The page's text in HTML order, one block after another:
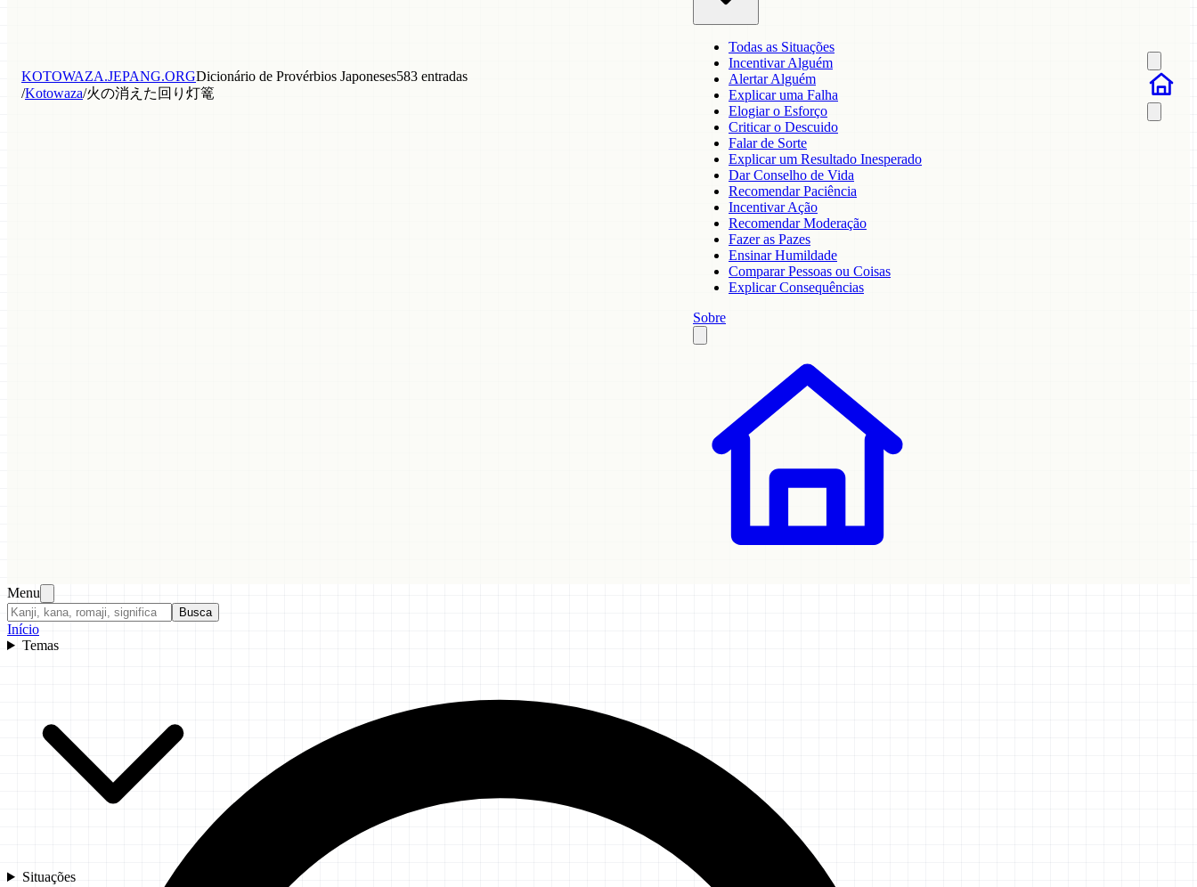
KOTOWAZA.JEPANG.ORGDicionário de Provérbios Japoneses583 entradas
/Kotowaza/火の消えた回り灯篭
Todas as Situações
Incentivar Alguém
Alertar Alguém
Explicar uma Falha
Elogiar o Esforço
Criticar o Descuido
Falar de Sorte
Explicar um Resultado Inesperado
Dar Conselho de Vida
Recomendar Paciência
Incentivar Ação
Recomendar Moderação
Fazer as Pazes
Ensinar Humildade
Comparar Pessoas ou Coisas
Explicar Consequências
Sobre
Menu
Busca
Início
Temas
Situações